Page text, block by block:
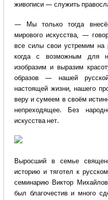
живописи — служить
— Мы только тогда
мирового искусства, —
все силы свои устремим на
когда с возможным для
изобразим и выразим
образов — нашей
настоящей жизни, нашего
веру и сумеем в своём
непреходящее. Без
искусства нет.
Выросший в семье
историю и тяготел к
семинарию Виктор
был благочестив и много